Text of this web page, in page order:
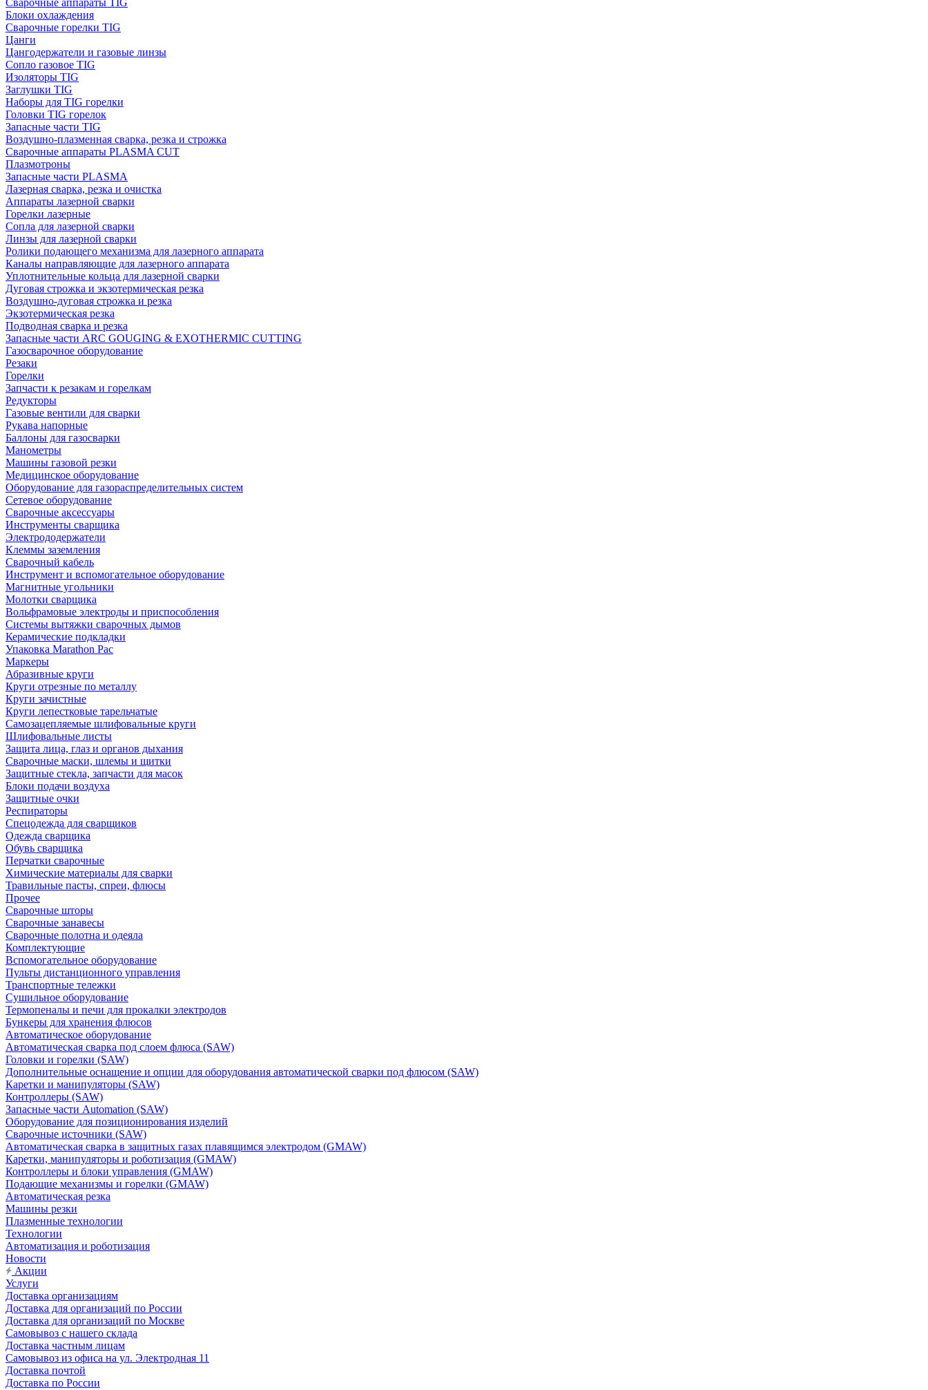
Сварочные аппараты TIG
Блоки охлаждения
Сварочные горелки TIG
Цанги
Цангодержатели и газовые линзы
Сопло газовое TIG
Изоляторы TIG
Заглушки TIG
Наборы для TIG горелки
Головки TIG горелок
Запасные части TIG
Воздушно-плазменная сварка, резка и строжка
Сварочные аппараты PLASMA CUT
Плазмотроны
Запасные части PLASMA
Лазерная сварка, резка и очистка
Аппараты лазерной сварки
Горелки лазерные
Сопла для лазерной сварки
Линзы для лазерной сварки
Ролики подающего механизма для лазерного аппарата
Каналы направляющие для лазерного аппарата
Уплотнительные кольца для лазерной сварки
Дуговая строжка и экзотермическая резка
Воздушно-дуговая строжка и резка
Экзотермическая резка
Подводная сварка и резка
Запасные части ARC GOUGING & EXOTHERMIC CUTTING
Газосварочное оборудование
Резаки
Горелки
Запчасти к резакам и горелкам
Редукторы
Газовые вентили для сварки
Рукава напорные
Баллоны для газосварки
Манометры
Машины газовой резки
Медицинское оборудование
Оборудование для газораспределительных систем
Сетевое оборудование
Сварочные аксессуары
Инструменты сварщика
Электрододержатели
Клеммы заземления
Сварочный кабель
Инструмент и вспомогательное оборудование
Магнитные угольники
Молотки сварщика
Вольфрамовые электроды и приспособления
Системы вытяжки сварочных дымов
Керамические подкладки
Упаковка Marathon Pac
Маркеры
Абразивные круги
Круги отрезные по металлу
Круги зачистные
Круги лепестковые тарельчатые
Самозацепляемые шлифовальные круги
Шлифовальные листы
Защита лица, глаз и органов дыхания
Сварочные маски, шлемы и щитки
Защитные стекла, запчасти для масок
Блоки подачи воздуха
Защитные очки
Респираторы
Спецодежда для сварщиков
Одежда сварщика
Обувь сварщика
Перчатки сварочные
Химические материалы для сварки
Травильные пасты, спреи, флюсы
Прочее
Сварочные шторы
Сварочные занавесы
Сварочные полотна и одеяла
Комплектующие
Вспомогательное оборудование
Пульты дистанционного управления
Транспортные тележки
Сушильное оборудование
Термопеналы и печи для прокалки электродов
Бункеры для хранения флюсов
Автоматическое оборудование
Автоматическая сварка под слоем флюса (SAW)
Головки и горелки (SAW)
Дополнительные оснащение и опции для оборудования автоматической сварки под флюсом (SAW)
Каретки и манипуляторы (SAW)
Контроллеры (SAW)
Запасные части Automation (SAW)
Оборудование для позиционирования изделий
Сварочные источники (SAW)
Автоматическая сварка в защитных газах плавящимся электродом (GMAW)
Каретки, манипуляторы и роботизация (GMAW)
Контроллеры и блоки управления (GMAW)
Подающие механизмы и горелки (GMAW)
Автоматическая резка
Машины резки
Плазменные технологии
Технологии
Автоматизация и роботизация
Новости
Акции
Услуги
Доставка организациям
Доставка для организаций по России
Доставка для организаций по Москве
Самовывоз с нашего склада
Доставка частным лицам
Самовывоз из офиса на ул. Электродная 11
Доставка почтой
Доставка по России